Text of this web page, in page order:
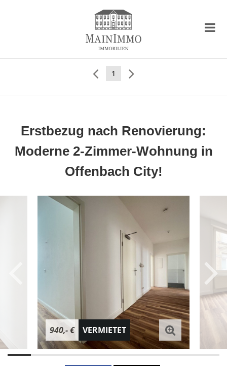
1
Erstbezug nach Renovierung:
Moderne 2-Zimmer-Wohnung in
Offenbach City!
940,- € VERMIETET